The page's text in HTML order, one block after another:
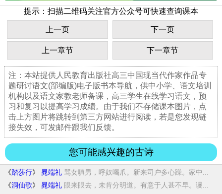
提示：扫描二维码关注官方公众号可快速查询课本
上一页 下一页
上一章节 下一章节
注：本站提供人民教育出版社高三中国现当代作家作品专
题研讨语文(部编版)电子版书本导航，供中小学、语文培训
机构以及语文家教老师备课，高三学生在线学习语文，预
习和复习以提高学习成绩。由于我们不存储课本图片，点
击上方图片将跳转到第三方网站进行阅读，若是您发现链
接失效，可发邮件跟我们反馈。
您可能感兴趣的古诗
《踏莎行》 晁端礼 骂女嗔男，呼奴喝爪。新来司户多心躁。家中...
《洞仙歌》 晁端礼 眼来眼去，未肯分明道。有意于人甚不早。谩...